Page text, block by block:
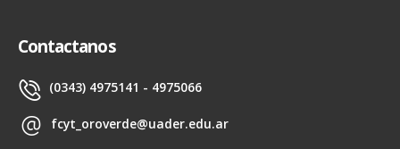
Contactanos
(0343) 4975141 - 4975066
fcyt_oroverde@uader.edu.ar